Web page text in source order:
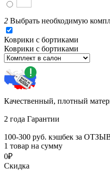
2 Выбрать необходимую
Коврики с бортиками
Коврики с бортиками
Качественный, плотный
2 года Гарантии
100-300 руб. кэшбек за
1 товар на сумму
0₽
Скидка